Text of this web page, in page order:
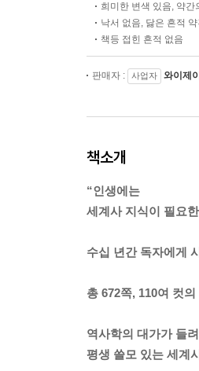
희미한 변색 있음, 약
낙서 없음, 닳은 흔적
책등 접힌 흔적 없음
판매자 : 사업자 와이제
책소개
“인생에는
세계사 지식이 필요
수십 년간 독자에게
총 672쪽, 110여 컷
역사학의 대가가 들
평생 쓸모 있는 세계